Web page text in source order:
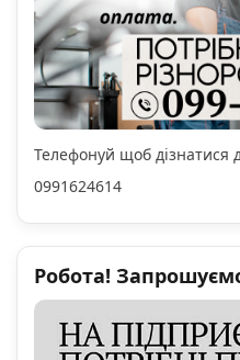
Телефонуй щоб дізнатися
0991624614
Робота!